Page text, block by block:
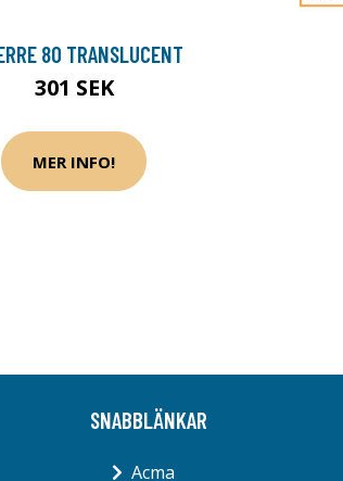
80 TRANSLUCENT
301 SEK
MER INFO!
SNABBLÄNKAR
Acma